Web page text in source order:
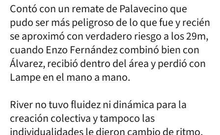
Contó con un remate de Palavecino que
pudo ser más peligroso de lo que fue y recién
se aproximó con verdadero riesgo a los 29m,
cuando Enzo Fernández combinó bien con
Álvarez, recibió dentro del área y perdió con
Lampe en el mano a mano.
River no tuvo fluidez ni dinámica para la
creación colectiva y tampoco las